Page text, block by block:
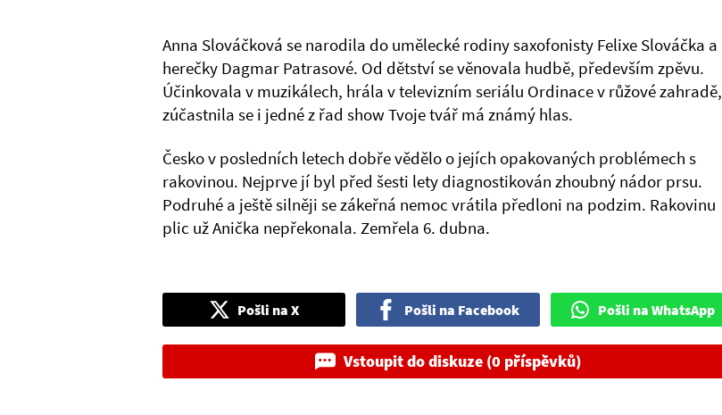
Anna Slováčková se narodila do umělecké rodiny saxofonisty Felixe Slováčka a
herečky Dagmar Patrasové. Od dětství se věnovala hudbě, především zpěvu.
Účinkovala v muzikálech, hrála v televizním seriálu Ordinace v růžové zahradě,
zúčastnila se i jedné z řad show Tvoje tvář má známý hlas.
Česko v posledních letech dobře vědělo o jejích opakovaných problémech s
rakovinou. Nejprve jí byl před šesti lety diagnostikován zhoubný nádor prsu.
Podruhé a ještě silněji se zákeřná nemoc vrátila předloni na podzim. Rakovinu
plic už Anička nepřekonala. Zemřela 6. dubna.
Pošli na X Pošli na Facebook Pošli na WhatsApp
Vstoupit do diskuze (0 příspěvků)